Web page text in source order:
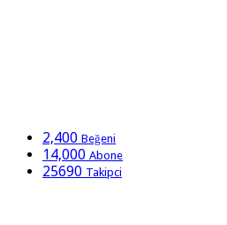
2,400 Beğeni
14,000 Abone
25690 Takipci